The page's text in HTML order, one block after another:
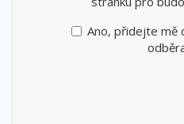
Ano, přidejte mě